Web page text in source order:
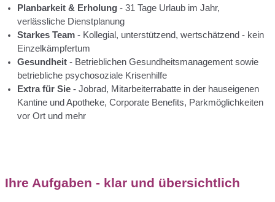
Planbarkeit & Erholung - 31 Tage Urlaub im Jahr,
verlässliche Dienstplanung
Starkes Team - Kollegial, unterstützend, wertschätzend - kein
Einzelkämpfertum
Gesundheit - Betrieblichen Gesundheitsmanagement sowie
betriebliche psychosoziale Krisenhilfe
Extra für Sie - Jobrad, Mitarbeiterrabatte in der hauseigenen
Kantine und Apotheke, Corporate Benefits, Parkmöglichkeiten
vor Ort und mehr
Ihre Aufgaben - klar und übersichtlich